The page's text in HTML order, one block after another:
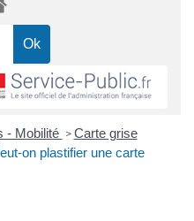
- Mobilité > Carte grise
on plastifier une carte